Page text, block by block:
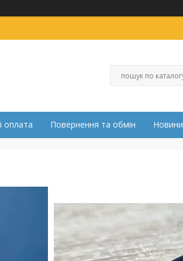
оплата Повернення та обмін Новини